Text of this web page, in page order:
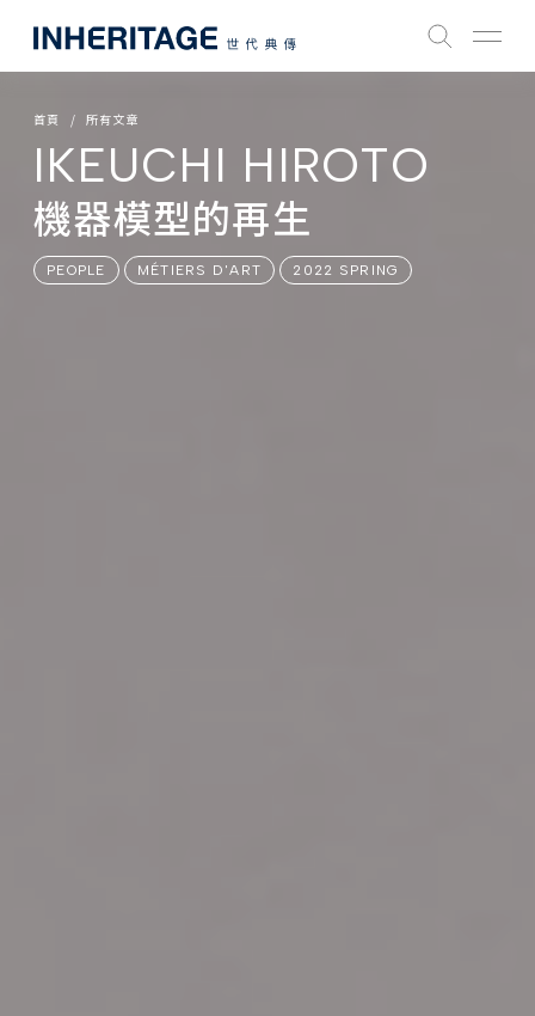
首頁 所有文章
IKEUCHI HIROTO
機器模型的再生
PEOPLE MÉTIERS D'ART 2022 SPRING